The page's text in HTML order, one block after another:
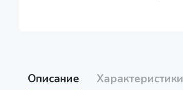
Описание Характеристики